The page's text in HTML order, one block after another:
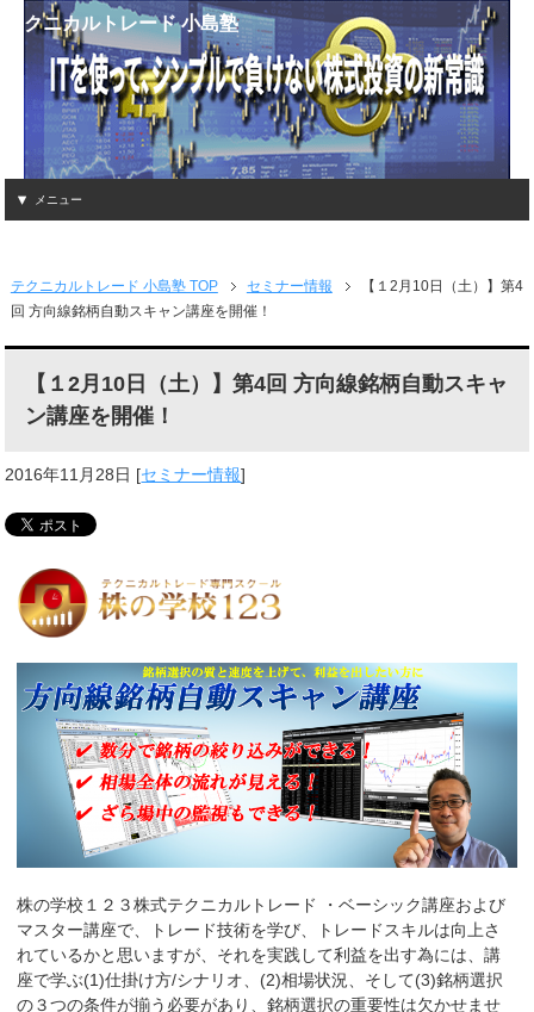
テクニカルトレード 小島塾
メニュー
テクニカルトレード 小島塾 TOP セミナー情報
【１2月10日（土）】第4
回 方向線銘柄自動スキャン講座を開催！
【１2月10日（土）】第4回 方向線銘柄自動スキャ
ン講座を開催！
2016年11月28日 [セミナー情報]
株の学校１２３株式テクニカルトレード ・ベーシック講座および
マスター講座で、トレード技術を学び、トレードスキルは向上さ
れているかと思いますが、それを実践して利益を出す為には、講
座で学ぶ(1)仕掛け方/シナリオ、(2)相場状況、そして(3)銘柄選択
の３つの条件が揃う必要があり、銘柄選択の重要性は欠かせませ